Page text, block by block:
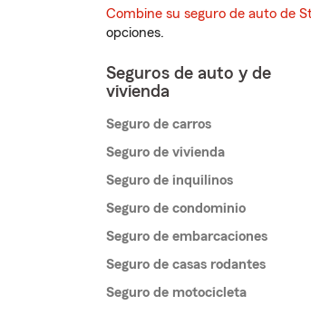
Combine su seguro de auto de
opciones.
Seguros de auto y de
vivienda
Seguro de carros
Seguro de vivienda
Seguro de inquilinos
Seguro de condominio
Seguro de embarcaciones
Seguro de casas rodantes
Seguro de motocicleta